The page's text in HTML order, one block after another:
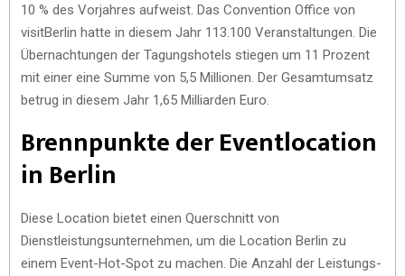
10 % des Vorjahres aufweist. Das Convention Office von
visitBerlin hatte in diesem Jahr 113.100 Veranstaltungen. Die
Übernachtungen der Tagungshotels stiegen um 11 Prozent
mit einer eine Summe von 5,5 Millionen. Der Gesamtumsatz
betrug in diesem Jahr 1,65 Milliarden Euro.
Brennpunkte der Eventlocation
in Berlin
Diese Location bietet einen Querschnitt von
Dienstleistungsunternehmen, um die Location Berlin zu
einem Event-Hot-Spot zu machen. Die Anzahl der Leistungs-